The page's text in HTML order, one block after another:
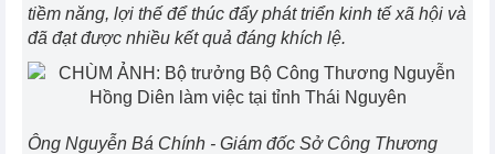
tiềm năng, lợi thế để thúc đẩy phát triển kinh tế xã hội và
đã đạt được nhiều kết quả đáng khích lệ.
Ông Nguyễn Bá Chính - Giám đốc Sở Công Thương